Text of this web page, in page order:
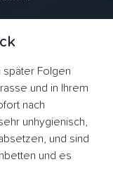
später Folgen
und in Ihrem
nach
unhygienisch,
und sind
und es